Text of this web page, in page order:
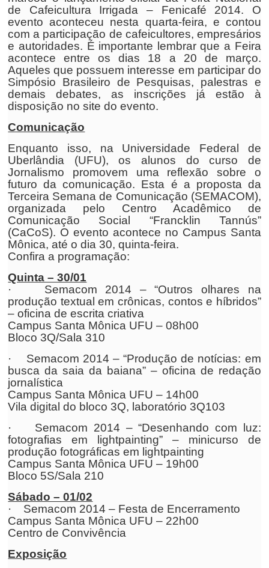
de Cafeicultura Irrigada – Fenicafé 2014. O
evento aconteceu nesta quarta-feira, e contou
com a participação de cafeicultores, empresários
e autoridades. É importante lembrar que a Feira
acontece entre os dias 18 a 20 de março.
Aqueles que possuem interesse em participar do
Simpósio Brasileiro de Pesquisas, palestras e
demais debates, as inscrições já estão à
disposição no site do evento.
Comunicação
Enquanto isso, na Universidade Federal de
Uberlândia (UFU), os alunos do curso de
Jornalismo promovem uma reflexão sobre o
futuro da comunicação. Esta é a proposta da
Terceira Semana de Comunicação (SEMACOM),
organizada pelo Centro Acadêmico de
Comunicação Social “Francklin Tannús”
(CaCoS). O evento acontece no Campus Santa
Mônica, até o dia 30, quinta-feira.
Confira a programação:
Quinta – 30/01
· Semacom 2014 – “Outros olhares na
produção textual em crônicas, contos e híbridos”
– oficina de escrita criativa
Campus Santa Mônica UFU – 08h00
Bloco 3Q/Sala 310
· Semacom 2014 – “Produção de notícias: em
busca da saia da baiana” – oficina de redação
jornalística
Campus Santa Mônica UFU – 14h00
Vila digital do bloco 3Q, laboratório 3Q103
· Semacom 2014 – “Desenhando com luz:
fotografias em lightpainting” – minicurso de
produção fotográficas em lightpainting
Campus Santa Mônica UFU – 19h00
Bloco 5S/Sala 210
Sábado – 01/02
· Semacom 2014 – Festa de Encerramento
Campus Santa Mônica UFU – 22h00
Centro de Convivência
Exposição